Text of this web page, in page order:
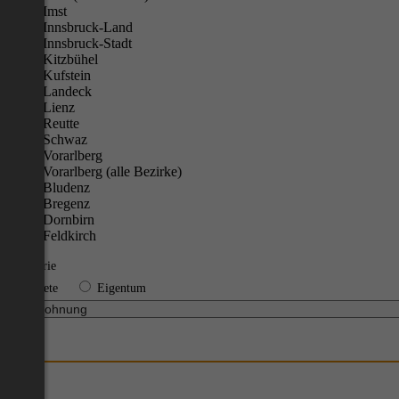
Imst
Innsbruck-Land
Innsbruck-Stadt
Kitzbühel
Kufstein
Landeck
Lienz
Reutte
Schwaz
Vorarlberg
Vorarlberg (alle Bezirke)
Bludenz
Bregenz
Dornbirn
Feldkirch
Kategorie
Miete
Eigentum